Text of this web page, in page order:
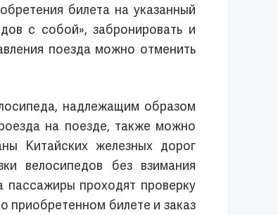
билета на указанный
с собой», забронировать и
поезда можно отменить
надлежащим образом
на поезде, также можно
Китайских железных дорог
велосипедов без взимания
пассажиры проходят проверку
приобретенном билете и заказ